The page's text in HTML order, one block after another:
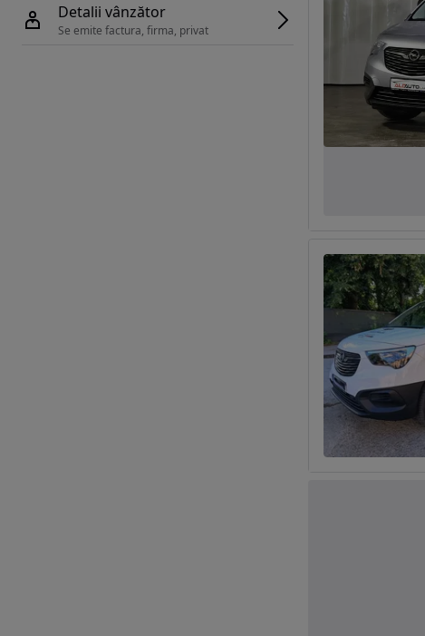
Detalii vânzător
Se emite factura, firma, privat